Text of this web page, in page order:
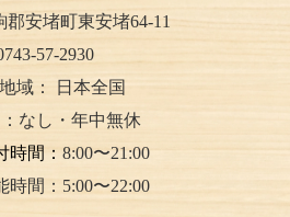
郡安堵町東安堵64-11
57-2930
域：
日本全国
なし・年中無休
時間： 8:00〜21:00
時間：5:00〜22:00